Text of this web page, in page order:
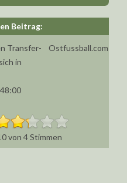
Transfer-
in
Ostfussball.com
von4Stimmen